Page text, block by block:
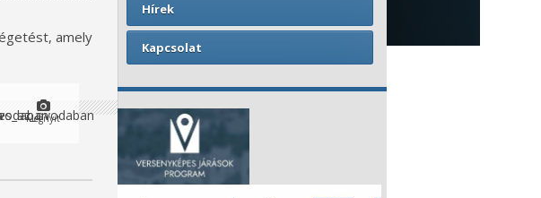
amely
Megnyit
Hírek
Kapcsolat